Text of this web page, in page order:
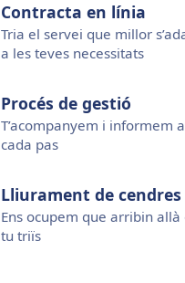
Contracta en línia
Tria el servei que millor
a les teves necessitats
Procés de gestió
T’acompanyem i informem a
cada pas
Lliurament de cendres
Ens ocupem que arribin allà
tu triïs